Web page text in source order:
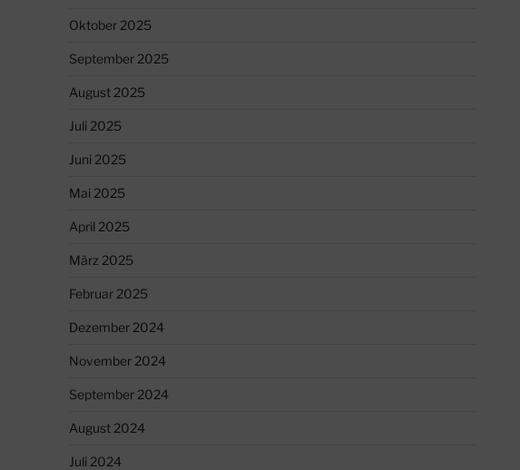
Oktober 2025
September 2025
August 2025
Juli 2025
Juni 2025
Mai 2025
April 2025
März 2025
Februar 2025
Dezember 2024
November 2024
September 2024
August 2024
Juli 2024